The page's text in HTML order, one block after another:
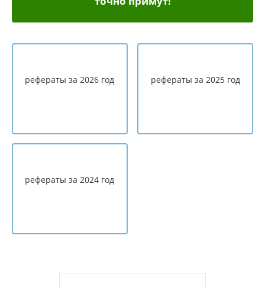
рефераты за 2026 год рефераты за 2025 год
рефераты за 2024 год